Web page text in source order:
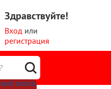
Здравствуйте!
Вход или
регистрация